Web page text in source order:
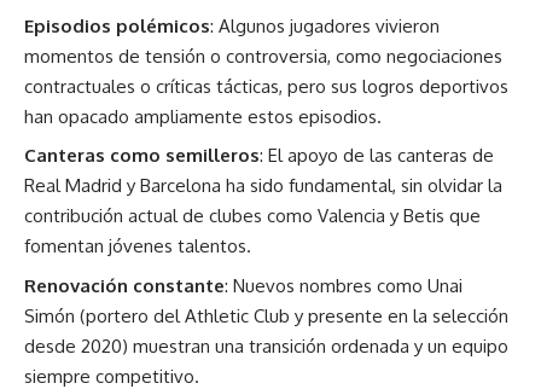
Episodios polémicos: Algunos jugadores vivieron
momentos de tensión o controversia, como negociaciones
contractuales o críticas tácticas, pero sus logros deportivos
han opacado ampliamente estos episodios.
Canteras como semilleros: El apoyo de las canteras de
Real Madrid y Barcelona ha sido fundamental, sin olvidar la
contribución actual de clubes como Valencia y Betis que
fomentan jóvenes talentos.
Renovación constante: Nuevos nombres como Unai
Simón (portero del Athletic Club y presente en la selección
desde 2020) muestran una transición ordenada y un equipo
siempre competitivo.